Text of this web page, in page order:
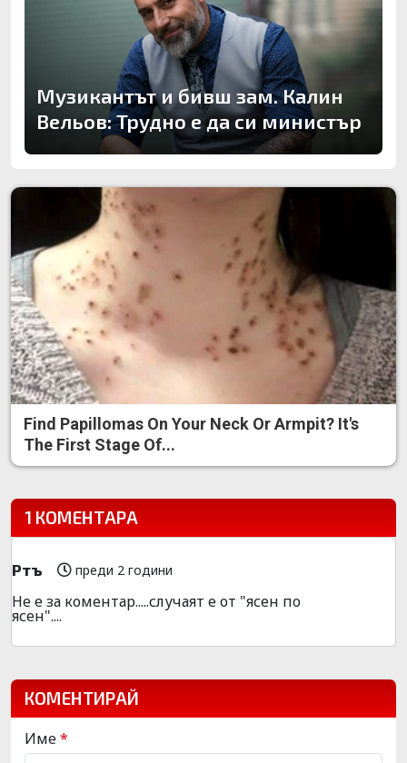
Музикантът и бивш зам. Калин
Вельов: Трудно е да си министър
Find Papillomas On Your Neck Or Armpit? It's
The First Stage Of...
1 КОМЕНТАРА
Ртъ преди 2 години
Не е за коментар.....случаят е от "ясен по
ясен"....
КОМЕНТИРАЙ
Име*